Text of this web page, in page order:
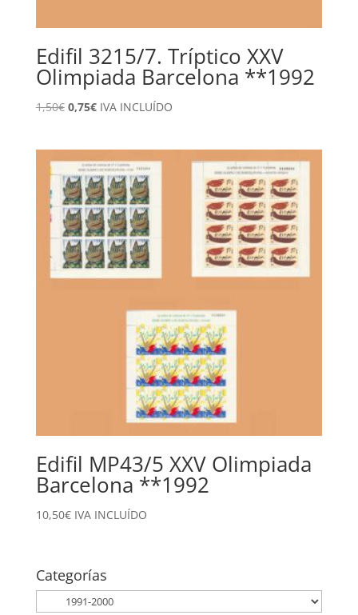
Edifil 3215/7. Tríptico XXV
Olimpiada Barcelona **1992
1,50€ El
era:
1,50€.
0,75€El
es:
0,75€.
IVA INCLUÍDO
Edifil MP43/5 XXV Olimpiada
Barcelona **1992
10,50€ IVA INCLUÍDO
Categorías